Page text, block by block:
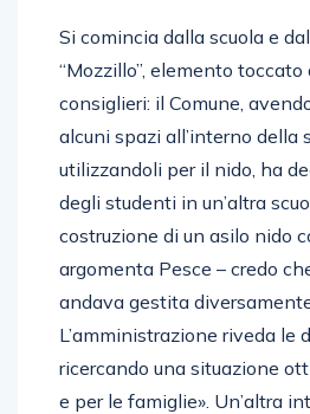
Si comincia dalla scuola e
“Mozzillo”, elemento
consiglieri: il Comune,
alcuni spazi all’interno della
utilizzandoli per il nido, ha
degli studenti in un’altra
costruzione di un asilo nido
argomenta Pesce – credo
andava gestita
L’amministrazione riveda le
ricercando una situazione
e per le famiglie». Un’altra